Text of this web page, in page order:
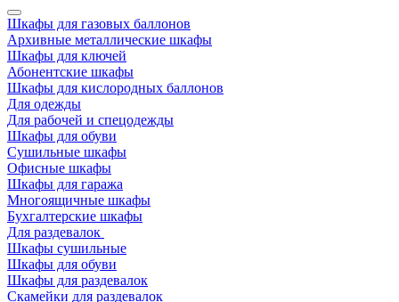
Шкафы для газовых баллонов
Архивные металлические шкафы
Шкафы для ключей
Абонентские шкафы
Шкафы для кислородных баллонов
Для одежды
Для рабочей и спецодежды
Шкафы для обуви
Сушильные шкафы
Офисные шкафы
Шкафы для гаража
Многоящичные шкафы
Бухгалтерские шкафы
Для раздевалок
Шкафы сушильные
Шкафы для обуви
Шкафы для раздевалок
Скамейки для раздевалок